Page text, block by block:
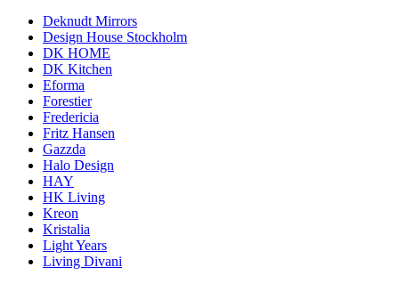
Deknudt Mirrors
Design House Stockholm
DK HOME
DK Kitchen
Eforma
Forestier
Fredericia
Fritz Hansen
Gazzda
Halo Design
HAY
HK Living
Kreon
Kristalia
Light Years
Living Divani